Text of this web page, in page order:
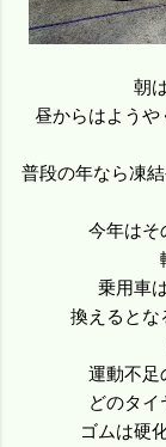
朝
昼からはよう
普段の年なら凍
今年はそ
乗用車
換えるとな
運動不足
どのタイ
ゴムは硬